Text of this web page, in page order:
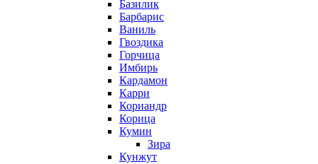
Базилик
Барбарис
Ваниль
Гвоздика
Горчица
Имбирь
Кардамон
Карри
Кориандр
Корица
Кумин
Зира
Кунжут